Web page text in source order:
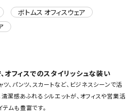
会員登録
ボトムス オフィスウェア
オフィスでのスタイリッシュな装い
ツ、パンツ、スカートなど、ビジネスシーンで活
潔感あふれるシルエットが、オフィスや営業活
ムも豊富です。